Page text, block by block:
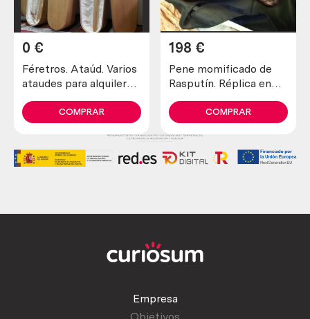
Féretros. Ataúd. Varios
ataudes para alquiler
decoración.
0 €
COMPRAR
Pene momificado de
Rasputín. Réplica en
poliester. Magnífica
pieza. Miembro.
198 €
COMPRAR
Empresa